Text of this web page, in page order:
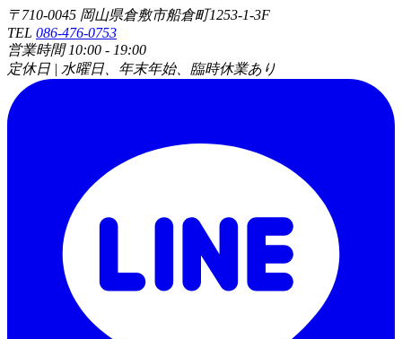
〒710-0045 岡山県倉敷市船倉町1253-1-3F
TEL 086-476-0753
営業時間 10:00 - 19:00
定休日 | 水曜日、年末年始、臨時休業あり